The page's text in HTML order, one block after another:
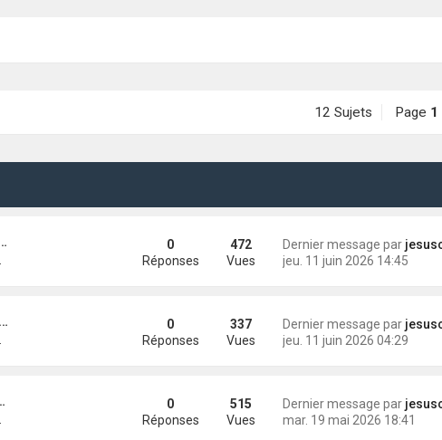
12 Sujets Page 1
Dernier message par
jeu. 11 juin 2026 14:45
0
Réponses
472
Vues
Dernier message par
jeu. 11 juin 2026 04:29
0
Réponses
337
Vues
Dernier message par
mar. 19 mai 2026 18:41
0
Réponses
515
Vues